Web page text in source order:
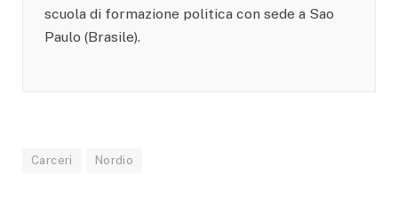
scuola di formazione politica con sede a Sao
Paulo (Brasile).
Carceri Nordio